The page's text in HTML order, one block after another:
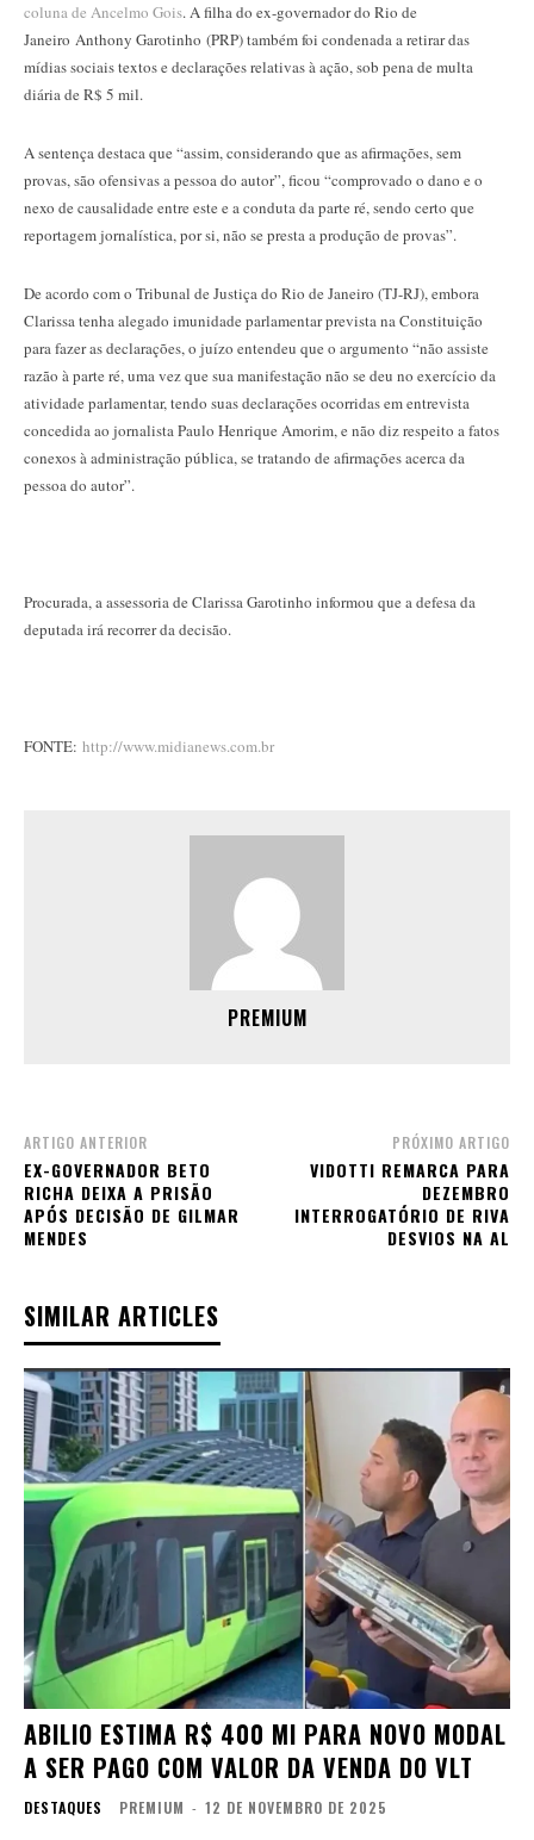
coluna de Ancelmo Gois. A filha do ex-governador do Rio de
Janeiro Anthony Garotinho (PRP) também foi condenada a retirar das
mídias sociais textos e declarações relativas à ação, sob pena de multa
diária de R$ 5 mil.
A sentença destaca que “assim, considerando que as afirmações, sem
provas, são ofensivas a pessoa do autor”, ficou “comprovado o dano e o
nexo de causalidade entre este e a conduta da parte ré, sendo certo que
reportagem jornalística, por si, não se presta a produção de provas”.
De acordo com o Tribunal de Justiça do Rio de Janeiro (TJ-RJ), embora
Clarissa tenha alegado imunidade parlamentar prevista na Constituição
para fazer as declarações, o juízo entendeu que o argumento “não assiste
razão à parte ré, uma vez que sua manifestação não se deu no exercício da
atividade parlamentar, tendo suas declarações ocorridas em entrevista
concedida ao jornalista Paulo Henrique Amorim, e não diz respeito a fatos
conexos à administração pública, se tratando de afirmações acerca da
pessoa do autor”.
Procurada, a assessoria de Clarissa Garotinho informou que a defesa da
deputada irá recorrer da decisão.
FONTE: http://www.midianews.com.br
PREMIUM
ARTIGO ANTERIOR
EX-GOVERNADOR BETO
RICHA DEIXA A PRISÃO
APÓS DECISÃO DE GILMAR
MENDES
PRÓXIMO ARTIGO
VIDOTTI REMARCA PARA
DEZEMBRO
INTERROGATÓRIO DE RIVA
DESVIOS NA AL
SIMILAR ARTICLES
ABILIO ESTIMA R$ 400 MI PARA NOVO MODAL
A SER PAGO COM VALOR DA VENDA DO VLT
DESTAQUES PREMIUM - 12 DE NOVEMBRO DE 2025